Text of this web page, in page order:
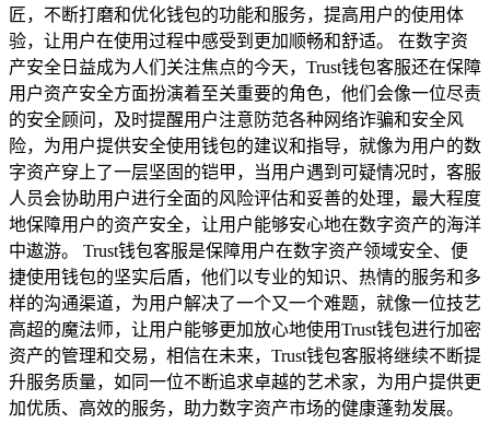
匠，不断打磨和优化钱包的功能和服务，提高用户的使用体
验，让用户在使用过程中感受到更加顺畅和舒适。 在数字资
产安全日益成为人们关注焦点的今天，Trust钱包客服还在保障
用户资产安全方面扮演着至关重要的角色，他们会像一位尽责
的安全顾问，及时提醒用户注意防范各种网络诈骗和安全风
险，为用户提供安全使用钱包的建议和指导，就像为用户的数
字资产穿上了一层坚固的铠甲，当用户遇到可疑情况时，客服
人员会协助用户进行全面的风险评估和妥善的处理，最大程度
地保障用户的资产安全，让用户能够安心地在数字资产的海洋
中遨游。 Trust钱包客服是保障用户在数字资产领域安全、便
捷使用钱包的坚实后盾，他们以专业的知识、热情的服务和多
样的沟通渠道，为用户解决了一个又一个难题，就像一位技艺
高超的魔法师，让用户能够更加放心地使用Trust钱包进行加密
资产的管理和交易，相信在未来，Trust钱包客服将继续不断提
升服务质量，如同一位不断追求卓越的艺术家，为用户提供更
加优质、高效的服务，助力数字资产市场的健康蓬勃发展。